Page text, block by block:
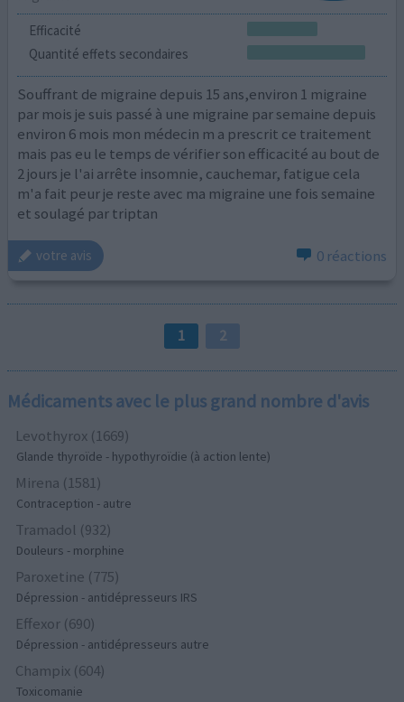
Efficacité
Quantité effets secondaires
Souffrant de migraine depuis 15 ans,environ 1 migraine
par mois je suis passé à une migraine par semaine depuis
environ 6 mois mon médecin m a prescrit ce traitement
mais pas eu le temps de vérifier son efficacité au bout de
2 jours je l'ai arrête insomnie, cauchemar, fatigue cela
m'a fait peur je reste avec ma migraine une fois semaine
et soulagé par triptan
votre avis 0 réactions
1 2
Médicaments avec le plus grand nombre d'avis
Levothyrox (1669)
Glande thyroïde - hypothyroïdie (à action lente)
Mirena (1581)
Contraception - autre
Tramadol (932)
Douleurs - morphine
Paroxetine (775)
Dépression - antidépresseurs IRS
Effexor (690)
Dépression - antidépresseurs autre
Champix (604)
Toxicomanie